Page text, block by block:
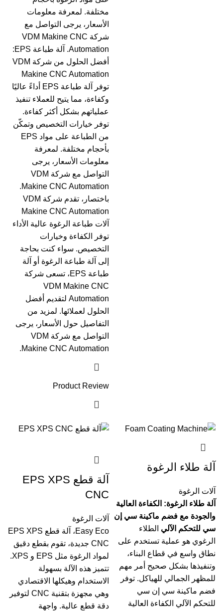
مختلفة. لمعرفة معلومات
الأسعار، يرجى التواصل مع
شركة VDM Makine CNC
Automation. آلة طباعة EPS:
أفضل الحلول من شركة VDM
Makine CNC Automation
توفر آلة طباعة EPS أداءً عاليًا
وكفاءة، مما يتيح للعملاء تنفيذ
عملياتهم بشكل أكثر كفاءة.
توفر خيارات التخصيص وتمكّن
من الطباعة على مواد EPS
بأحجام مختلفة. لمعرفة
معلومات الأسعار، يرجى
التواصل مع شركة VDM
Makine CNC Automation.
باختصار، تقدم شركة VDM
Makine CNC Automation
آلات طباعة الرغوة عالية الأداء
توفر الكفاءة وخيارات
التخصيص. سواء كنت بحاجة
إلى آلة طباعة الرغوة أو آلة
طباعة EPS، تسعى شركة
VDM Makine CNC
Automation لتقديم أفضل
الحلول لعملائها. لمزيد من
التفاصيل حول الأسعار، يرجى
التواصل مع شركة VDM
Makine CNC Automation.
Product Review
آلة طلاء الرغوة
آلات الرغوة
آلة طلاء الرغوة: الكفاءة العالية
والجودة مع فضم ماكينة سي إن
سي للتحكم الآلي الطلاء
الرغوي هو عملية تستخدم على
نطاق واسع في قطاع البناء،
وتنفيذها بشكل صحيح أمر مهم
للمظهر الجمالي للهياكل. توفر
فضم ماكينة سي إن سي
للتحكم الآلي الكفاءة العالية
آلة قطع EPS XPS
CNC
آلات الرغوة
Easy Eco، آلة قطع EPS XPS
CNC جديدة، تقوم بقطع دقيق
لمواد الرغوة مثل EPS و XPS.
تتميز هذه الآلة بسهولة
الاستخدام وهيكلها الاقتصادي
وهي مجهزة بتقنية CNC لتوفير
دقة قطع عالية. واجهة